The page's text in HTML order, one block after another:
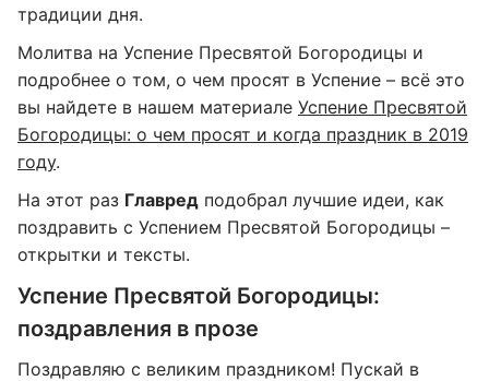
традиции дня.
Молитва на Успение Пресвятой Богородицы и
подробнее о том, о чем просят в Успение – всё это
вы найдете в нашем материале Успение Пресвятой
Богородицы: о чем просят и когда праздник в 2019
году.
На этот раз Главред подобрал лучшие идеи, как
поздравить с Успением Пресвятой Богородицы –
открытки и тексты.
Успение Пресвятой Богородицы:
поздравления в прозе
Поздравляю с великим праздником! Пускай в